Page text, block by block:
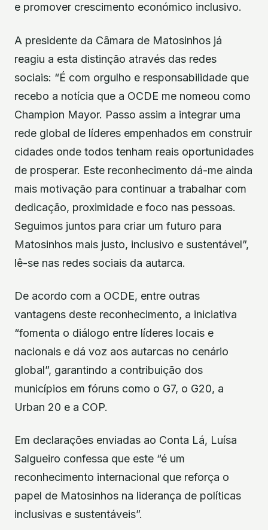
e promover crescimento económico inclusivo.
A presidente da Câmara de Matosinhos já
reagiu a esta distinção através das redes
sociais: “É com orgulho e responsabilidade que
recebo a notícia que a OCDE me nomeou como
Champion Mayor. Passo assim a integrar uma
rede global de líderes empenhados em construir
cidades onde todos tenham reais oportunidades
de prosperar. Este reconhecimento dá-me ainda
mais motivação para continuar a trabalhar com
dedicação, proximidade e foco nas pessoas.
Seguimos juntos para criar um futuro para
Matosinhos mais justo, inclusivo e sustentável”,
lê-se nas redes sociais da autarca.
De acordo com a OCDE, entre outras
vantagens deste reconhecimento, a iniciativa
“fomenta o diálogo entre líderes locais e
nacionais e dá voz aos autarcas no cenário
global”, garantindo a contribuição dos
municípios em fóruns como o G7, o G20, a
Urban 20 e a COP.
Em declarações enviadas ao Conta Lá, Luísa
Salgueiro confessa que este “é um
reconhecimento internacional que reforça o
papel de Matosinhos na liderança de políticas
inclusivas e sustentáveis”.